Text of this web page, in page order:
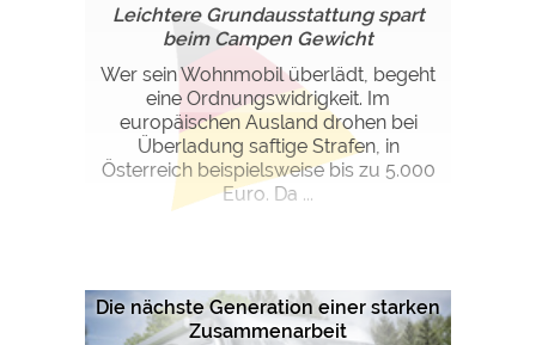
Leichtere Grundausstattung spart
beim Campen Gewicht
Wer sein Wohnmobil überlädt, begeht
eine Ordnungswidrigkeit. Im
europäischen Ausland drohen bei
Überladung saftige Strafen, in
Österreich beispielsweise bis zu 5.000
Euro. Da ...
Die nächste Generation einer starken
Zusammenarbeit